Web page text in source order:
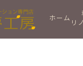
ホーム リ